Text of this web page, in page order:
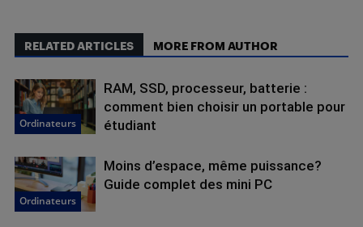
RELATED ARTICLES MORE FROM AUTHOR
Ordinateurs
RAM, SSD, processeur, batterie :
comment bien choisir un portable pour
étudiant
Ordinateurs
Moins d’espace, même puissance?
Guide complet des mini PC